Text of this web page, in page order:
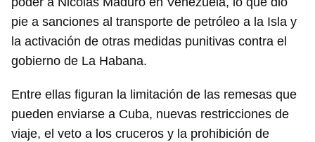
pie a sanciones al transporte de petróleo a la Isla y
la activación de otras medidas punitivas contra el
gobierno de La Habana.
Entre ellas figuran la limitación de las remesas que
pueden enviarse a Cuba, nuevas restricciones de
viaje, el veto a los cruceros y la prohibición de